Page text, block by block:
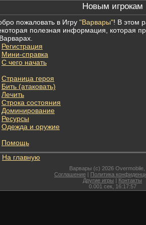
Новым игрокам
пожаловать в Игру "Варвары"! В этом
полезная информация, которая
Регистрация
Мини-справка
С чего начать
Страница героя
Бить (атаковать)
Лечить
Строка состояния
Доминирование
Ресурсы
Одежда и оружие
Помощь
На главную
Варвары (c) 2026 Overmobile,
Соглашение | Политика
Другие игры | Контакты
0.001 сек, 16:17:57